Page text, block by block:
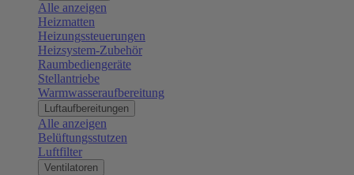
Alle anzeigen
Heizmatten
Heizungssteuerungen
Heizsystem-Zubehör
Raumbediengeräte
Stellantriebe
Warmwasseraufbereitung
Luftaufbereitungen
Alle anzeigen
Belüftungsstutzen
Luftfilter
Ventilatoren